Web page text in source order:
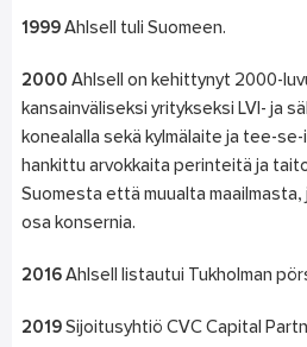
1999Ahlsell tuli Suomeen.
2000 Ahlsell on kehittynyt 2000-
kansainväliseksi yritykseksi LVI- ja
konealalla sekä kylmälaite ja tee-
hankittu arvokkaita perinteitä ja
Suomesta että muualta
osa konsernia.
2016Ahlsell listautui Tukholman
2019 Sijoitusyhtiö CVC Capital